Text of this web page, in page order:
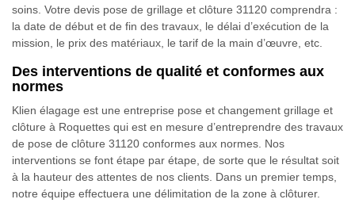
soins. Votre devis pose de grillage et clôture 31120 comprendra :
la date de début et de fin des travaux, le délai d’exécution de la
mission, le prix des matériaux, le tarif de la main d’œuvre, etc.
Des interventions de qualité et conformes aux
normes
Klien élagage est une entreprise pose et changement grillage et
clôture à Roquettes qui est en mesure d’entreprendre des travaux
de pose de clôture 31120 conformes aux normes. Nos
interventions se font étape par étape, de sorte que le résultat soit
à la hauteur des attentes de nos clients. Dans un premier temps,
notre équipe effectuera une délimitation de la zone à clôturer.